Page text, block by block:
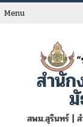
Skip
toMenu
สำนัก
สพม.สุรินทร์ |